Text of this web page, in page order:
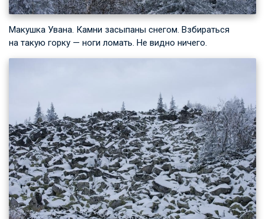
Макушка Увана. Камни засыпаны снегом. Взбираться
на такую горку — ноги ломать. Не видно ничего.